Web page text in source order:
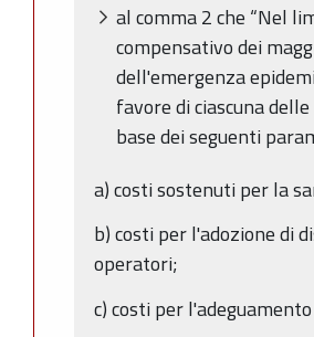
al comma 2 che “Nel
compensativo dei
dell'emergenza
favore di ciascuna
base dei seguenti
a) costi sostenuti per la
b) costi per l'adozione di
operatori;
c) costi per